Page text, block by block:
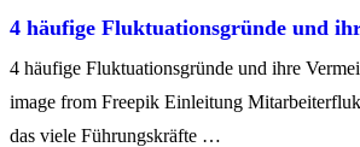
4 häufige Fluktuationsgründe und
4 häufige Fluktuationsgründe und ihre
image from Freepik Einleitung
das viele Führungskräfte …